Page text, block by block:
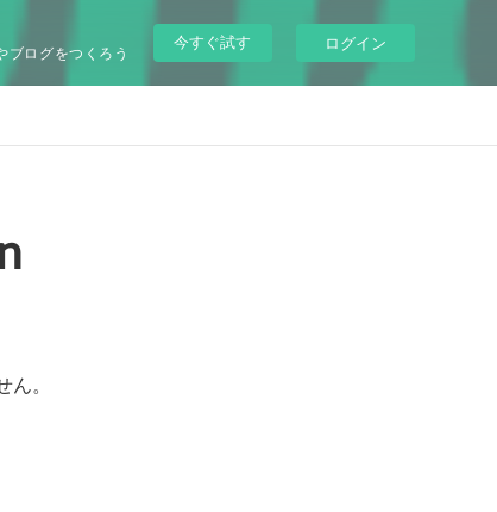
ブログをつくろう
今すぐ試す ログイン
。